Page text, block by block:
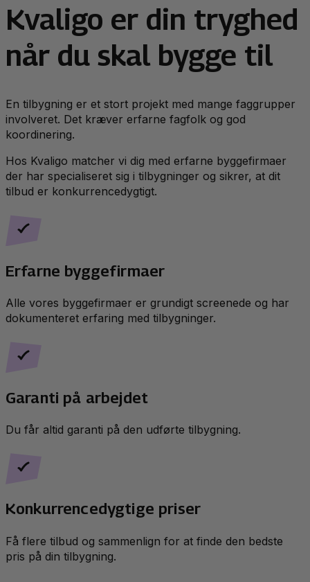
Kvaligo er din tryghed
når du skal bygge til
En tilbygning er et stort projekt med mange faggrupper
involveret. Det kræver erfarne fagfolk og god
koordinering.
Hos Kvaligo matcher vi dig med erfarne byggefirmaer
der har specialiseret sig i tilbygninger og sikrer, at dit
tilbud er konkurrencedygtigt.
Erfarne byggefirmaer
Alle vores byggefirmaer er grundigt screenede og har
dokumenteret erfaring med tilbygninger.
Garanti på arbejdet
Du får altid garanti på den udførte tilbygning.
Konkurrencedygtige priser
Få flere tilbud og sammenlign for at finde den bedste
pris på din tilbygning.